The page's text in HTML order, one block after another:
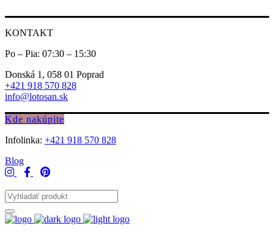
KONTAKT
Po – Pia: 07:30 – 15:30
Donská 1, 058 01 Poprad
+421 918 570 828
info@lotosan.sk
Kde nakúpite
Infolinka: +421 918 570 828
Blog